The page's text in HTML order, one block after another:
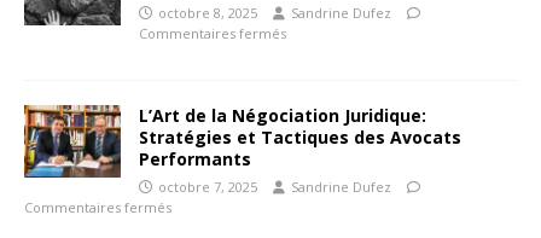
octobre 8, 2025
Sandrine Dufez
Commentaires fermés
L’Art de la Négociation Juridique:
Stratégies et Tactiques des Avocats
Performants
octobre 7, 2025
Sandrine Dufez
Commentaires fermés